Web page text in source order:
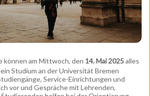
am Mittwoch, den 14. Mai 2025alles
Studium an der Universität Bremen
Service-Einrichtungen und
vor und Gespräche mit Lehrenden,